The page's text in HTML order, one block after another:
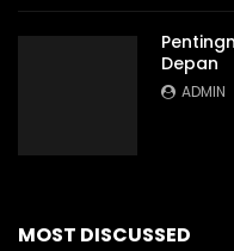
Depan
ADMIN
MOST DISCUSSED